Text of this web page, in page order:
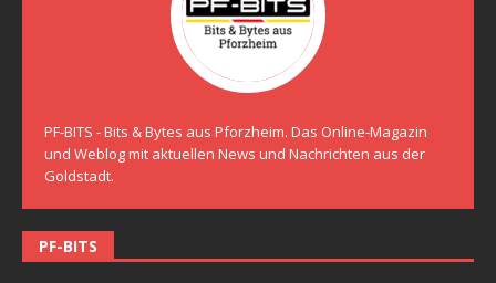
PF-BITS - Bits & Bytes aus Pforzheim. Das Online-Magazin
und Weblog mit aktuellen News und Nachrichten aus der
Goldstadt.
PF-BITS